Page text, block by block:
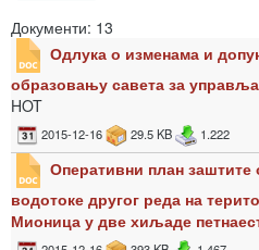
Документи: 13
Одлука о изменама и
образовању савета за
HOT
2015-12-16 29.5 KB 1.222
Оперативни план заштите
водотоке другог реда на
Мионица у две хиљаде